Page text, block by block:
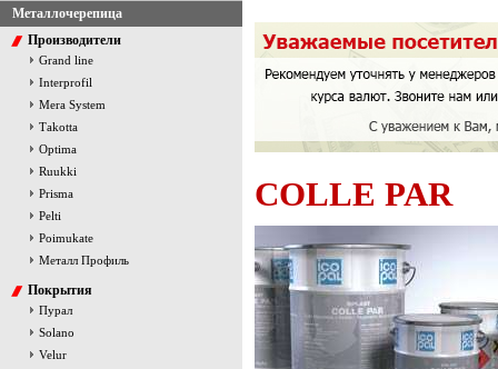
Металлочерепица
Производители
Grand line
Interprofil
Mera System
Тakotta
Optima
Ruukki
Prisma
Pelti
Poimukate
Металл Профиль
Покрытия
Пурал
Solano
Velur
COLLE PAR